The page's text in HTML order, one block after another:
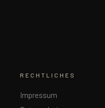
RECHTLICHES
Impressum